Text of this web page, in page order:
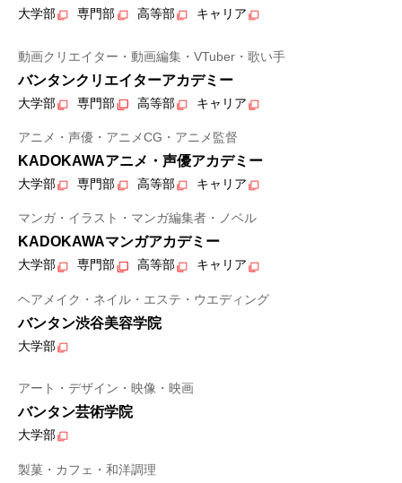
大学部 専門部 高等部 キャリア
動画クリエイター・動画編集・VTuber・歌い手
バンタンクリエイターアカデミー
大学部 専門部 高等部 キャリア
アニメ・声優・アニメCG・アニメ監督
KADOKAWAアニメ・声優アカデミー
大学部 専門部 高等部 キャリア
マンガ・イラスト・マンガ編集者・ノベル
KADOKAWAマンガアカデミー
大学部 専門部 高等部 キャリア
ヘアメイク・ネイル・エステ・ウエディング
バンタン渋谷美容学院
大学部
アート・デザイン・映像・映画
バンタン芸術学院
大学部
製菓・カフェ・和洋調理